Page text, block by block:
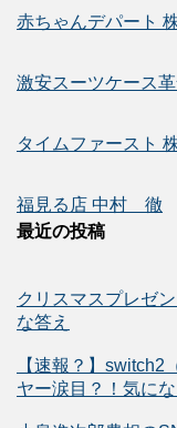
赤ちゃんデパート
激安スーツケース
タイムファースト
福見る店 中村 徹
最近の投稿
クリスマスプレゼ
な答え
【速報？】switch2
ヤー涙目？！気に